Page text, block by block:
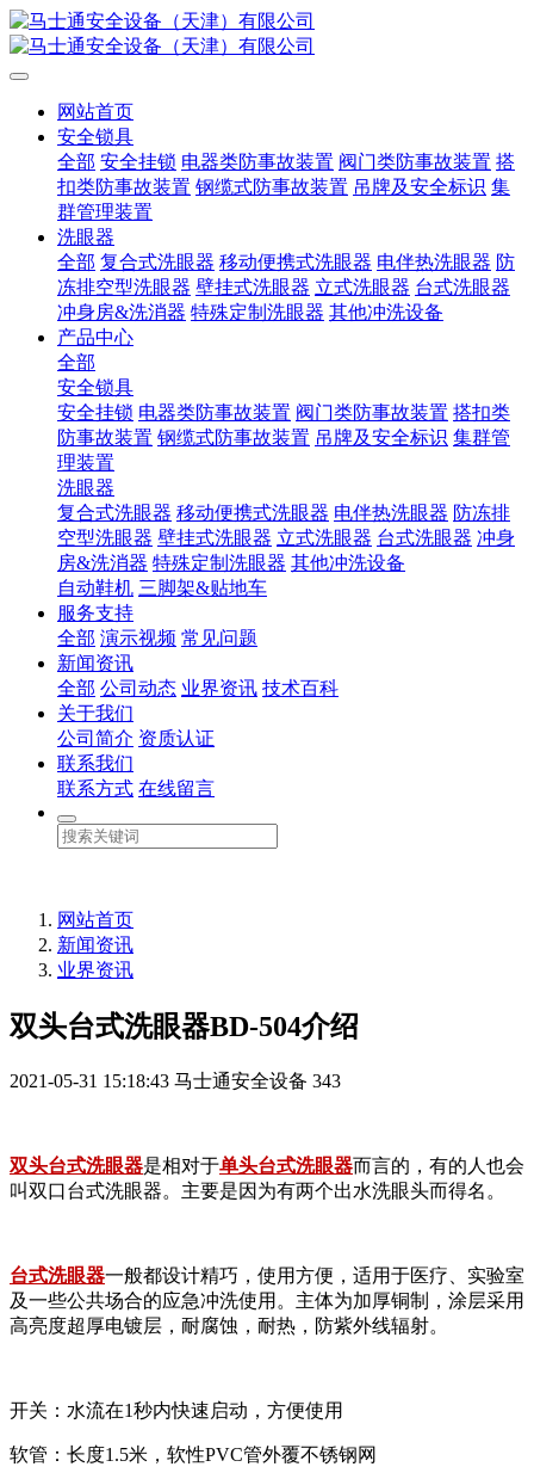
网站首页
安全锁具
全部 安全挂锁 电器类防事故装置 阀门类防事故装置 搭
扣类防事故装置 钢缆式防事故装置 吊牌及安全标识 集
群管理装置
洗眼器
全部 复合式洗眼器 移动便携式洗眼器 电伴热洗眼器 防
冻排空型洗眼器 壁挂式洗眼器 立式洗眼器 台式洗眼器
冲身房&洗消器 特殊定制洗眼器 其他冲洗设备
产品中心
全部
安全锁具
安全挂锁 电器类防事故装置 阀门类防事故装置 搭扣类
防事故装置 钢缆式防事故装置 吊牌及安全标识 集群管
理装置
洗眼器
复合式洗眼器 移动便携式洗眼器 电伴热洗眼器 防冻排
空型洗眼器 壁挂式洗眼器 立式洗眼器 台式洗眼器 冲身
房&洗消器 特殊定制洗眼器 其他冲洗设备
自动鞋机 三脚架&贴地车
服务支持
全部 演示视频 常见问题
新闻资讯
全部 公司动态 业界资讯 技术百科
关于我们
公司简介 资质认证
联系我们
联系方式 在线留言
网站首页
新闻资讯
业界资讯
双头台式洗眼器BD-504介绍
2021-05-31 15:18:43 马士通安全设备 343
双头台式洗眼器是相对于单头台式洗眼器而言的，有的人也会
叫双口台式洗眼器。主要是因为有两个出水洗眼头而得名。
台式洗眼器一般都设计精巧，使用方便，适用于医疗、实验室
及一些公共场合的应急冲洗使用。主体为加厚铜制，涂层采用
高亮度超厚电镀层，耐腐蚀，耐热，防紫外线辐射。
开关：水流在1秒内快速启动，方便使用
软管：长度1.5米，软性PVC管外覆不锈钢网